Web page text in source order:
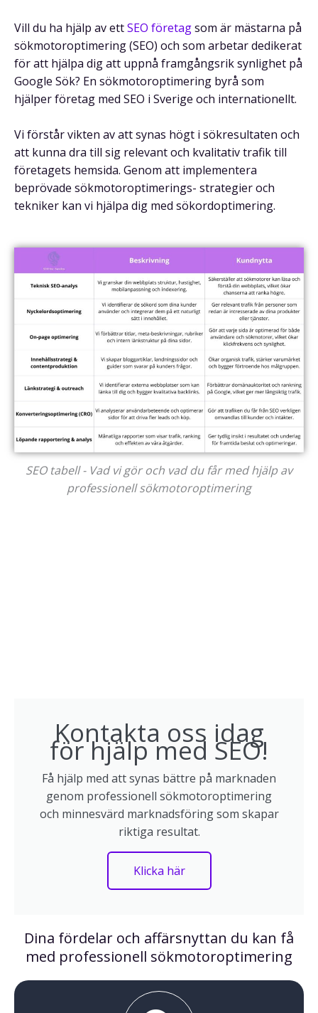
Vill du ha hjälp av ettSEO företagsom är mästarna på
sökmotoroptimering (SEO) och som arbetar dedikerat
för att hjälpa dig att uppnå framgångsrik synlighet på
Google Sök? En sökmotoroptimering byrå som
hjälper företag med SEO i Sverige och internationellt.
Vi förstår vikten av att synas högt i sökresultaten och
att kunna dra till sig relevant och kvalitativ trafik till
företagets hemsida. Genom att implementera
beprövade sökmotoroptimerings- strategier och
tekniker kan vi hjälpa dig med sökordoptimering.
SEO tabell - Vad vi gör och vad du får med hjälp av
professionell sökmotoroptimering
Kontakta oss idag
för hjälp med SEO!
Få hjälp med att synas bättre på marknaden
genom professionell sökmotoroptimering
och minnesvärd marknadsföring som skapar
riktiga resultat.
Klicka här
Dina fördelar och affärsnyttan du kan få
med professionell sökmotoroptimering